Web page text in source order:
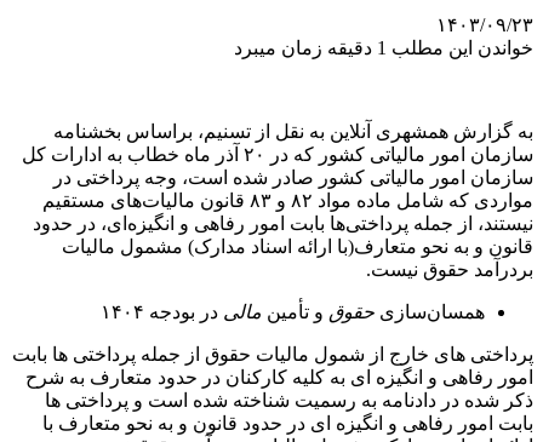
۱۴۰۳/۰۹/۲۳
خواندن این مطلب 1 دقیقه زمان میبرد
به گزارش همشهری آنلاین به نقل از تسنیم، براساس بخشنامه
سازمان امور مالیاتی کشور که در ۲۰ آذر ماه خطاب به ادارات کل
سازمان امور مالیاتی کشور صادر شده است، وجه پرداختی در
مواردی که شامل ماده مواد ۸۲ و ۸۳ قانون مالیات‌های مستقیم
نیستند، از جمله پرداختی‌ها بابت امور رفاهی و انگیزه‌ای، در حدود
قانون و به نحو متعارف(با ارائه اسناد مدارک) مشمول مالیات
بردرآمد حقوق نیست.
همسان‌سازی حقوق و تأمین مالی در بودجه ۱۴۰۴
پرداختی های خارج از شمول مالیات حقوق از جمله پرداختی ها بابت
امور رفاهی و انگیزه ای به کلیه کارکنان در حدود متعارف به شرح
ذکر شده در دادنامه به رسمیت شناخته شده است و پرداختی ها
بابت امور رفاهی و انگیزه ای در حدود قانون و به نحو متعارف با